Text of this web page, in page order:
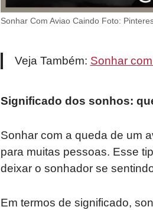
Sonhar Com Aviao Caindo Foto:
Veja Também: Sonhar
Significado dos sonhos:
Sonhar com a queda de um
para muitas pessoas. Esse
deixar o sonhador se
Em termos de significado,